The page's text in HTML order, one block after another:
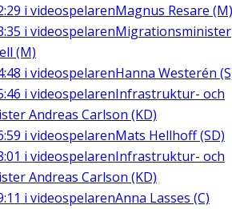
i videospelarenMagnus Resare (M)
i videospelarenMigrationsminister
(M)
i videospelarenHanna Westerén
i videospelarenInfrastruktur- och
Andreas Carlson (KD)
i videospelarenMats Hellhoff (SD)
i videospelarenInfrastruktur- och
Andreas Carlson (KD)
i videospelarenAnna Lasses (C)